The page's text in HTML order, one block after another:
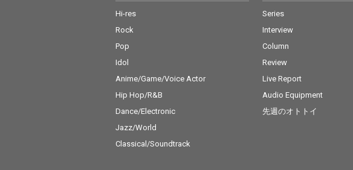
Hi-res
Rock
Pop
Idol
Anime/Game/Voice Actor
Hip Hop/R&B
Dance/Electronic
Jazz/World
Classical/Soundtrack
Series
Interview
Column
Review
Live Report
Audio Equipment
先週のオトトイ